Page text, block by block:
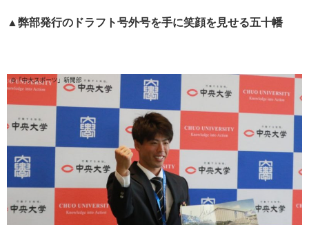
▲弊部発行のドラフト号外号を手に笑顔を見せる五十幡